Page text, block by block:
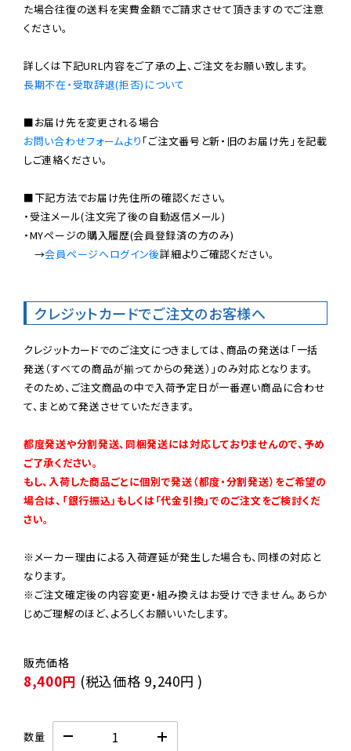
た場合往復の送料を実費金額でご請求させて頂きますのでご注意
ください。
長期不在・受取辞退(拒否)について
お問い合わせフォームより 「ご注文番号と新・旧のお届け先」を記載
しご連絡ください。
■下記方法でお届け先住所の確認ください。
・受注メール(注文完了後の自動返信メール)
・MYページの購入履歴(会員登録済の方のみ)
→会員ページへログイン後詳細よりご確認ください。
クレジットカードでご注文のお客様へ
クレジットカードでのご注文につきましては、商品の発送は「一括
発送（すべての商品が揃ってからの発送）」のみ対応となります。
そのため、ご注文商品の中で入荷予定日が一番遅い商品に合わせ
て、まとめて発送させていただきます。
都度発送や分割発送、同梱発送には対応しておりませんので、予め
ご了承ください。
もし、入荷した商品ごとに個別で発送（都度・分割発送）をご希望の
場合は、「銀行振込」もしくは「代金引換」でのご注文をご検討くだ
さい。
※メーカー理由による入荷遅延が発生した場合も、同様の対応と
なります。
※ご注文確定後の内容変更・組み換えはお受けできません。あらか
じめご理解のほど、よろしくお願いいたします。
8,400円 (税込価格 9,240円 )
数量